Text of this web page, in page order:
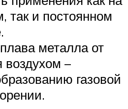
так и постоянном
металла от
воздухом –
газовой